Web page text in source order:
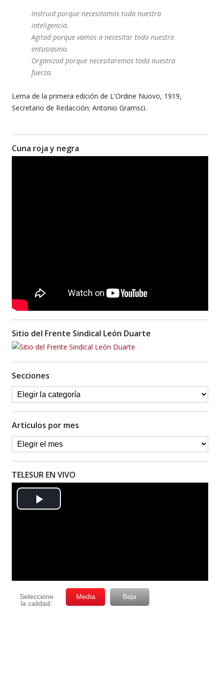
Instruid porque necesitamos toda nuestra
inteligencia.
Agitad porque vamos a necesitar todo nuestro
entusiasmo.
Organizad porque necesitaremos toda nuestra
fuerza.
Lema de la primera edición de L'Ordine Nuovo, 1919,
Secretario de Redacción: Antonio Gramsci.
Cuna roja y negra
Sitio del Frente Sindical León Duarte
Secciones
Artículos por mes
TELESUR EN VIVO